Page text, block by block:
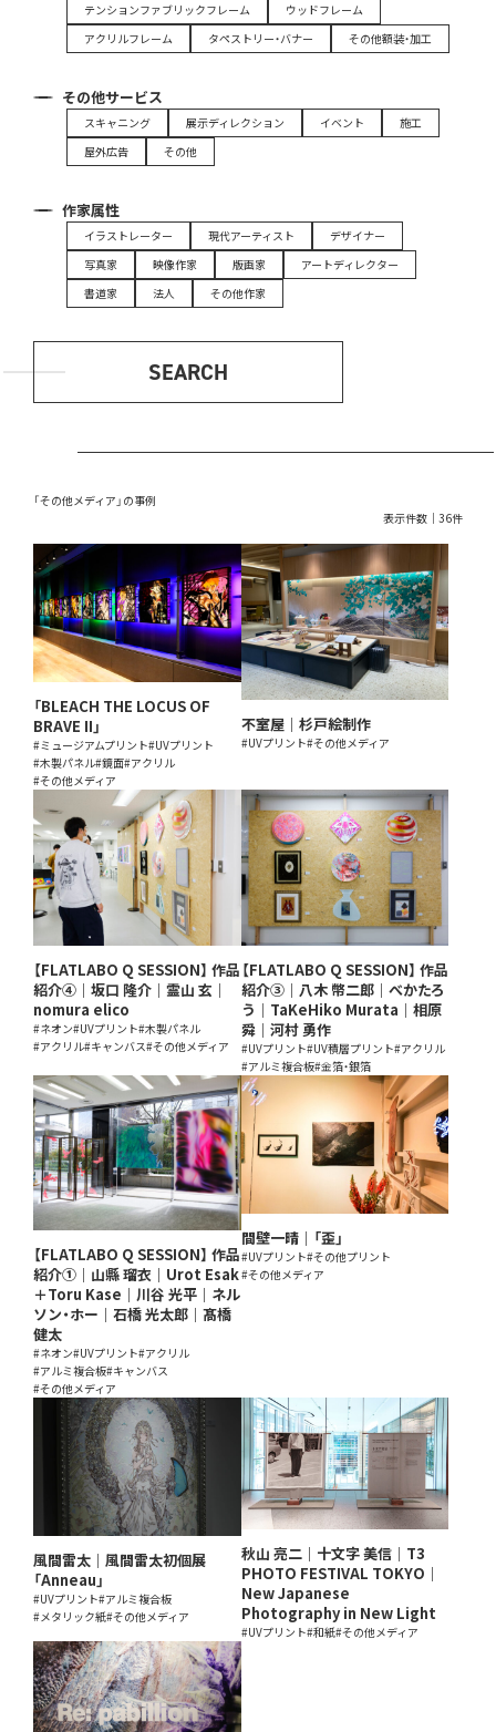
テンションファブリックフレーム
ウッドフレーム
アクリルフレーム
タペストリー・バナー その他額装・加工
その他サービス
スキャニング 展示ディレクション イベント
施工
屋外広告
その他
作家属性
イラストレーター 現代アーティスト
デザイナー
写真家
映像作家 版画家
アートディレクター
書道家
法人 その他作家
SEARCH
「その他メディア」の事例
表示件数｜36件
「BLEACH THE LOCUS OF
BRAVE II」
#ミュージアムプリント#UVプリント
#木製パネル#鏡面#アクリル
#その他メディア
不室屋｜杉戸絵制作
#UVプリント#その他メディア
【FLATLABO Q SESSION】 作品
紹介④｜坂口 隆介｜霊山 玄｜
nomura elico
#ネオン#UVプリント#木製パネル
#アクリル#キャンバス#その他メディア
【FLATLABO Q SESSION】 作品
紹介③｜八木 幣二郎｜べかたろ
う｜TaKeHiko Murata｜相原
舜｜河村 勇作
#UVプリント#UV積層プリント#アクリル
#アルミ複合板#金箔・銀箔
【FLATLABO Q SESSION】 作品
紹介①｜山縣 瑠衣｜Urot Esak
＋Toru Kase｜川谷 光平｜ネル
ソン・ホー｜石橋 光太郎｜髙橋
健太
#ネオン#UVプリント#アクリル
#アルミ複合板#キャンバス
#その他メディア
間壁一晴｜「歪」
#UVプリント#その他プリント
#その他メディア
風間雷太｜風間雷太初個展
「Anneau」
#UVプリント#アルミ複合板
#メタリック紙#その他メディア
秋山 亮二｜十文字 美信｜T3
PHOTO FESTIVAL TOKYO｜
New Japanese
Photography in New Light
#UVプリント#和紙#その他メディア